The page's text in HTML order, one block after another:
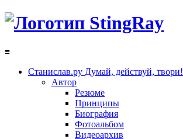
≡
Станислав.ру Думай, действуй, твори!
Автор
Резюме
Принципы
Биография
Фотоальбом
Видеоархив